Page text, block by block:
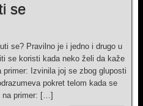
se
se? Pravilno je i jedno i drugo u
se koristi kada neko želi da kaže
primer: Izvinila joj se zbog gluposti
pokret telom kada se
na primer: […]